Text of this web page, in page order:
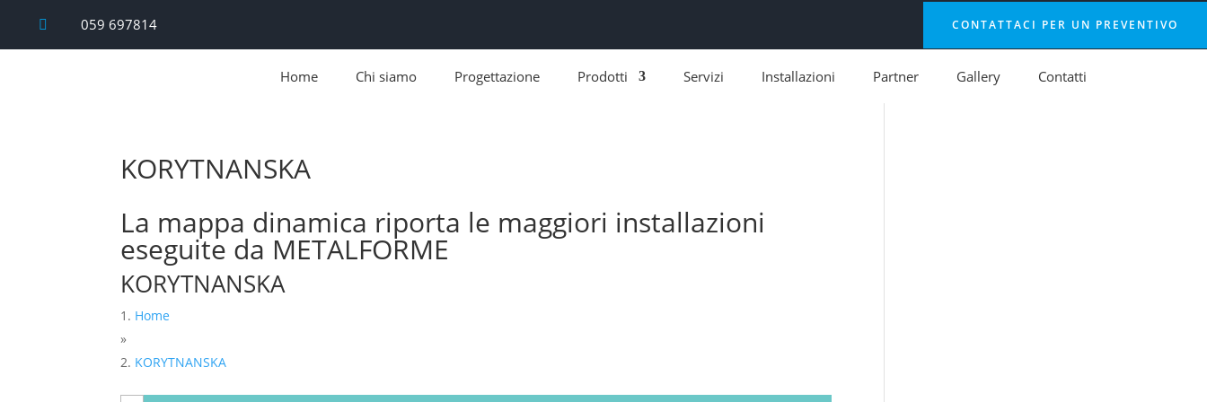
 059 697814 CONTATTACI PER UN PREVENTIVO
Home Chi siamo Progettazione Prodotti Servizi Installazioni Partner Gallery Contatti
KORYTNANSKA
La mappa dinamica riporta le maggiori installazioni
eseguite da METALFORME
KORYTNANSKA
Home
»
KORYTNANSKA